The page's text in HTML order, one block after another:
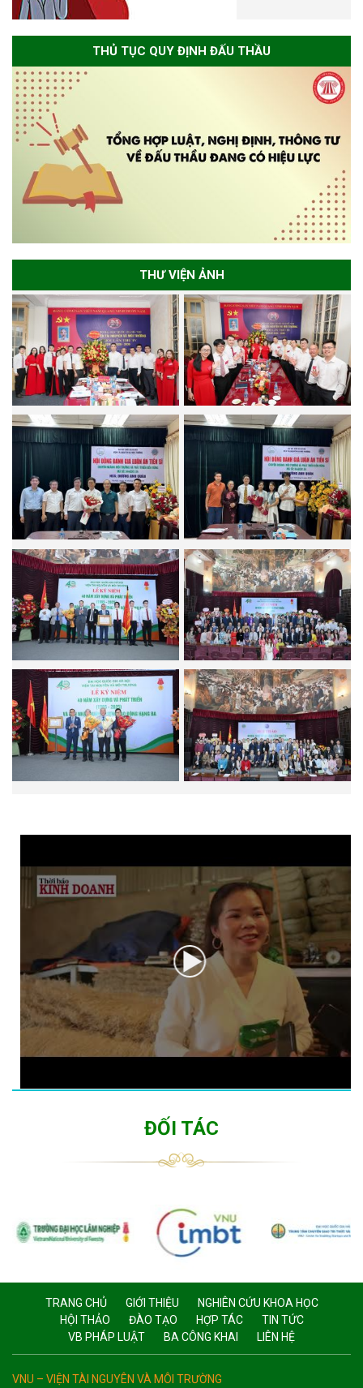
THỦ TỤC QUY ĐỊNH ĐẤU THẦU
THƯ VIỆN ẢNH
ĐỐI TÁC
TRANG CHỦ GIỚI THIỆU
NGHIÊN CỨU KHOA HỌC
HỘI THẢO
ĐÀO TẠO HỢP TÁC
TIN TỨC
VB PHÁP LUẬT
BA CÔNG KHAI LIÊN HỆ
VNU – VIỆN TÀI NGUYÊN VÀ MÔI TRƯỜNG